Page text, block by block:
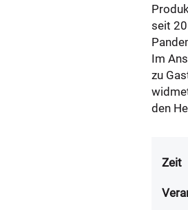
seit
Im
zu
den
Zeit